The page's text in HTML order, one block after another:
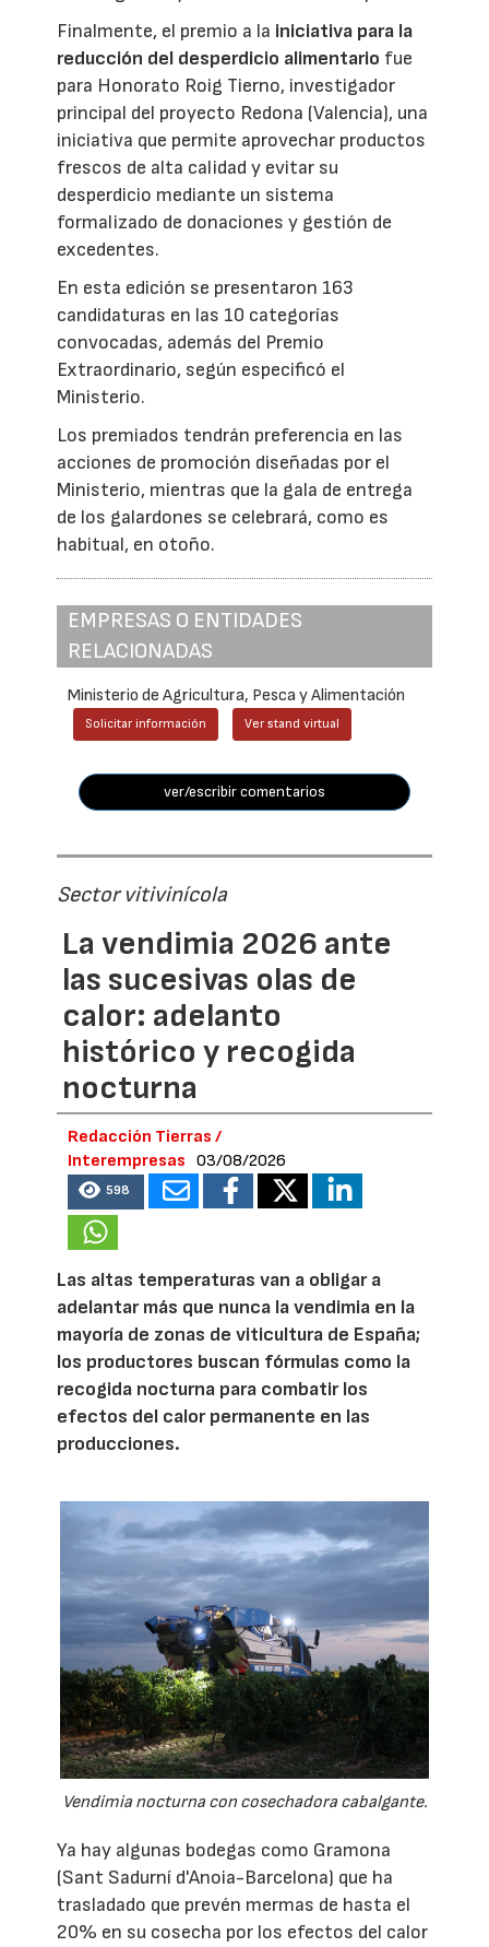
Finalmente, el premio a la iniciativa para la
reducción del desperdicio alimentario fue
para Honorato Roig Tierno, investigador
principal del proyecto Redona (Valencia), una
iniciativa que permite aprovechar productos
frescos de alta calidad y evitar su
desperdicio mediante un sistema
formalizado de donaciones y gestión de
excedentes.
En esta edición se presentaron 163
candidaturas en las 10 categorías
convocadas, además del Premio
Extraordinario, según especificó el
Ministerio.
Los premiados tendrán preferencia en las
acciones de promoción diseñadas por el
Ministerio, mientras que la gala de entrega
de los galardones se celebrará, como es
habitual, en otoño.
EMPRESAS O ENTIDADES
RELACIONADAS
Ministerio de Agricultura, Pesca y Alimentación
Solicitar información Ver stand virtual
ver/escribir comentarios
Sector vitivinícola
La vendimia 2026 ante
las sucesivas olas de
calor: adelanto
histórico y recogida
nocturna
Redacción Tierras /
Interempresas
03/08/2026
598
Las altas temperaturas van a obligar a
adelantar más que nunca la vendimia en la
mayoría de zonas de viticultura de España;
los productores buscan fórmulas como la
recogida nocturna para combatir los
efectos del calor permanente en las
producciones.
Vendimia nocturna con cosechadora cabalgante.
Ya hay algunas bodegas como Gramona
(Sant Sadurní d'Anoia-Barcelona) que ha
trasladado que prevén mermas de hasta el
20% en su cosecha por los efectos del calor